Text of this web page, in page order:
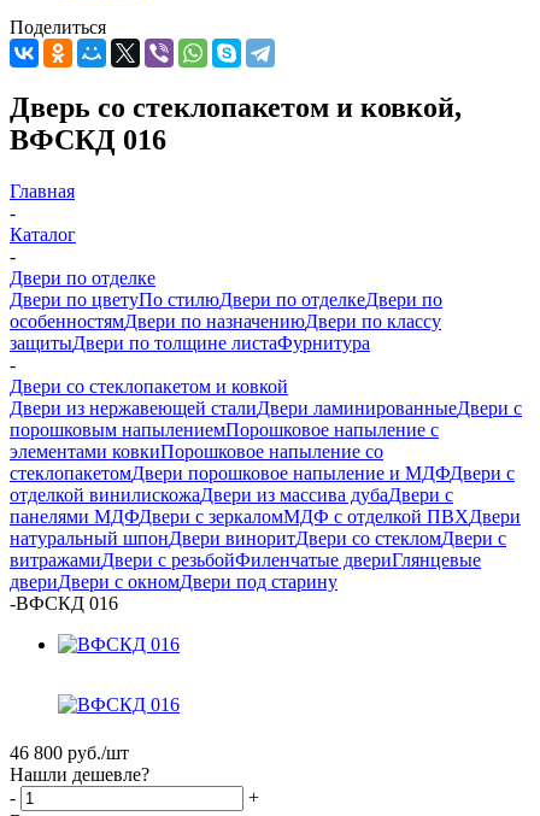
Поделиться
Дверь со стеклопакетом и ковкой,
ВФСКД 016
Главная
-
Каталог
-
Двери по отделке
Двери по цветуПо стилюДвери по отделкеДвери по
особенностямДвери по назначениюДвери по классу
защитыДвери по толщине листаФурнитура
-
Двери со стеклопакетом и ковкой
Двери из нержавеющей сталиДвери ламинированныеДвери с
порошковым напылениемПорошковое напыление с
элементами ковкиПорошковое напыление со
стеклопакетомДвери порошковое напыление и МДФДвери с
отделкой винилискожаДвери из массива дубаДвери с
панелями МДФДвери с зеркаломМДФ с отделкой ПВХДвери
натуральный шпонДвери виноритДвери со стекломДвери с
витражамиДвери с резьбойФиленчатые двериГлянцевые
двериДвери с окномДвери под старину
-ВФСКД 016
46 800 руб./шт
Нашли дешевле?
-
+